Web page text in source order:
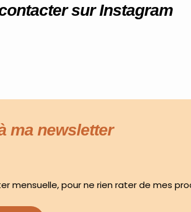
sur Instagram
ma newsletter
pour ne rien rater de mes